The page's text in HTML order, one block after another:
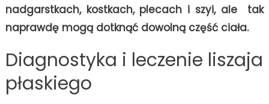
nadgarstkach, kostkach, plecach i szyi, ale tak
naprawdę mogą dotknąć dowolną część ciała.
Diagnostyka i leczenie liszaja
płaskiego